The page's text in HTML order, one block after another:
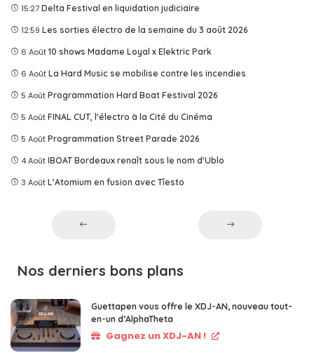
15:27 Delta Festival en liquidation judiciaire
12:59 Les sorties électro de la semaine du 3 août 2026
6 Août 10 shows Madame Loyal x Elektric Park
6 Août La Hard Music se mobilise contre les incendies
5 Août Programmation Hard Boat Festival 2026
5 Août FINAL CUT, l'électro à la Cité du Cinéma
5 Août Programmation Street Parade 2026
4 Août IBOAT Bordeaux renaît sous le nom d'Ublo
3 Août L’Atomium en fusion avec Tîesto
Nos derniers bons plans
Guettapen vous offre le XDJ-AN, nouveau tout-
en-un d’AlphaTheta
Gagnez un XDJ-AN !